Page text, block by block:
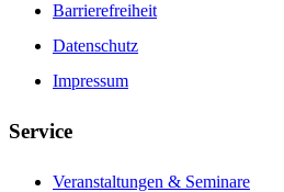
Barrierefreiheit
Datenschutz
Impressum
Service
Veranstaltungen & Seminare